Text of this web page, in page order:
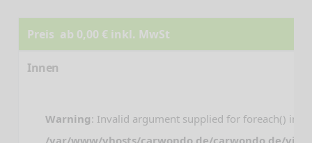
Preis ab 0,00 € inkl. MwSt
Innen
Warning : Invalid argument supplied for foreach() in
/var/www/vhosts/carwondo.de/carwondo.de/